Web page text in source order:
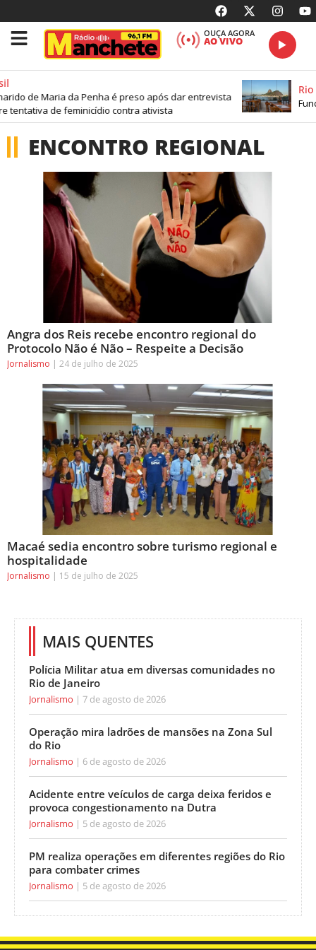
OUÇA AGORA
AO VIVO
de Maria da Penha é preso após dar entrevista
tentativa de feminicídio contra ativista
Rio
ENCONTRO REGIONAL
Angra dos Reis recebe encontro regional do
Protocolo Não é Não – Respeite a Decisão
Jornalismo 24 de julho de 2025
Macaé sedia encontro sobre turismo regional e
hospitalidade
Jornalismo 15 de julho de 2025
MAIS QUENTES
Polícia Militar atua em diversas comunidades no
Rio de Janeiro
Jornalismo 7 de agosto de 2026
Operação mira ladrões de mansões na Zona Sul
do Rio
Jornalismo 6 de agosto de 2026
Acidente entre veículos de carga deixa feridos e
provoca congestionamento na Dutra
Jornalismo 5 de agosto de 2026
PM realiza operações em diferentes regiões do Rio
para combater crimes
Jornalismo 5 de agosto de 2026